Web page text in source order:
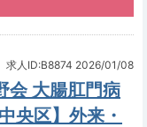
求人ID:B8874 2026/01/08
会 大腸肛門病
央区】外来・